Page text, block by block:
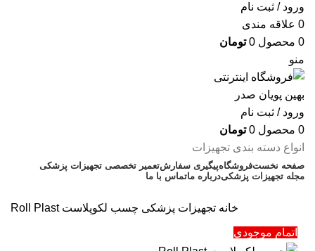
ورود / ثبت نام
0 علاقه مندی
0 محصول 0 تومان
منو
ورود / ثبت نام
0 محصول 0 تومان
انواع دسته بندی تجهیزات
صفحه نخستفروشگاهپیگیری سفارشتعمیر تخصصی تجهیزات پزشکی
مجله تجهیزات پزشکیدرباره ماتماس با ما
خانه تجهیزات پزشکی چسب لکوپلاست Roll Plast
اتمام موجودی